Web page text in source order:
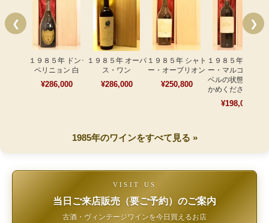
❮
１９８５年 ドン･
ペリニョン 白
¥286,000
１９８５年 オーパ
ス・ワン
¥286,000
１９８５年 シャト
ー・オーブリオン
¥250,800
１９８５年 シャト
ー・マルゴー（ラ
ベルの状態をお確
かめください⑨）
¥198,000
❯
1985年のワインをすべて見る »
VISIT US
当日ご来店販売（要ご予約）のご案内
古酒・ヴィンテージワインを今日買えるお店